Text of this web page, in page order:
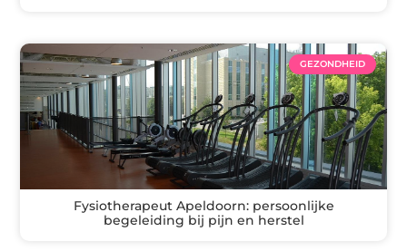
GEZONDHEID
Fysiotherapeut Apeldoorn: persoonlijke
begeleiding bij pijn en herstel